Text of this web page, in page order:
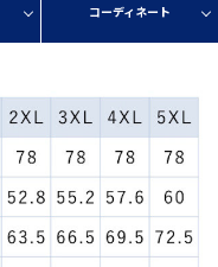
コーディネート